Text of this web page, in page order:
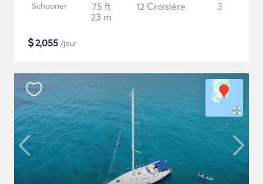
Schooner
75 ft
23 m
12 Croisière 3
$2,055 /jour